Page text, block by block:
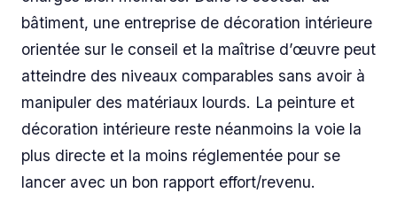
bâtiment, une entreprise de décoration intérieure
orientée sur le conseil et la maîtrise d’œuvre peut
atteindre des niveaux comparables sans avoir à
manipuler des matériaux lourds. La peinture et
décoration intérieure reste néanmoins la voie la
plus directe et la moins réglementée pour se
lancer avec un bon rapport effort/revenu.